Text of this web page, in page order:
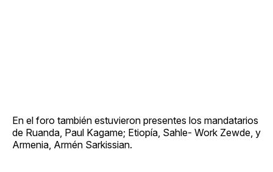
En el foro también estuvieron presentes los mandatarios
de Ruanda, Paul Kagame; Etiopía, Sahle- Work Zewde, y
Armenia, Armén Sarkissian.